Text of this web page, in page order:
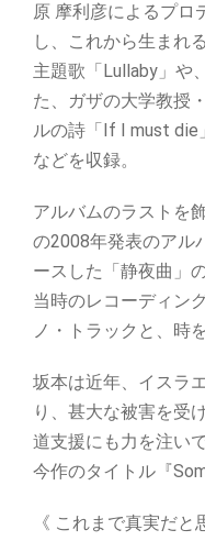
原 摩利彦によるプロ
し、これから生まれ
主題歌「Lullaby」や
た、ガザの大学教授
ルの詩「If I must die
などを収録。
アルバムのラストを
の2008年発表のアル
ースした「静夜曲」
当時のレコーディン
ノ・トラックと、時
坂本は近年、イスラ
り、甚大な被害を受
道支援にも力を注いで
今作のタイトル『
《 これまで真実だ